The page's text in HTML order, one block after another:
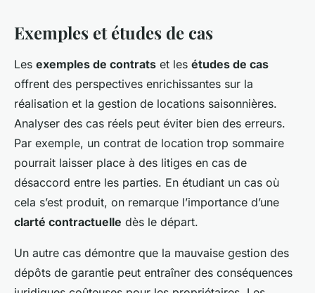
Exemples et études de cas
Les exemples de contrats et les études de cas
offrent des perspectives enrichissantes sur la
réalisation et la gestion de locations saisonnières.
Analyser des cas réels peut éviter bien des erreurs.
Par exemple, un contrat de location trop sommaire
pourrait laisser place à des litiges en cas de
désaccord entre les parties. En étudiant un cas où
cela s’est produit, on remarque l’importance d’une
clarté contractuelle dès le départ.
Un autre cas démontre que la mauvaise gestion des
dépôts de garantie peut entraîner des conséquences